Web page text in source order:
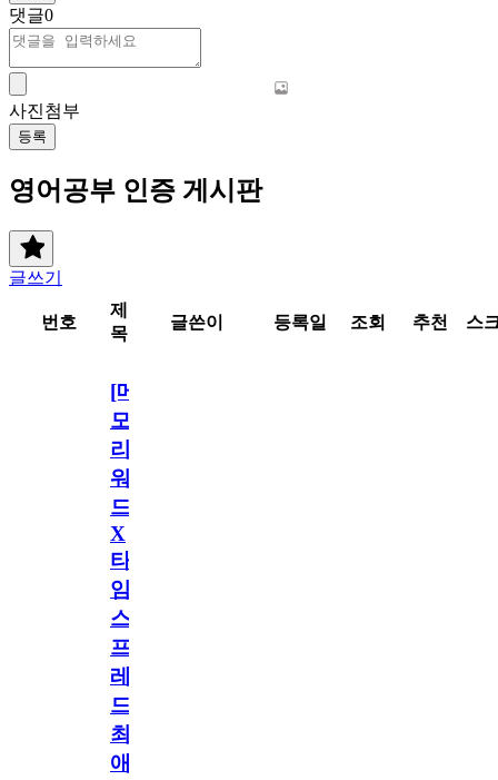
댓글0
사진첨부
등록
영어공부 인증 게시판
글쓰기
번호
제
목
글쓴이 등록일 조회 추천 스
[메
모
리
워
드
X
타
임
스
프
레
드]
최
애